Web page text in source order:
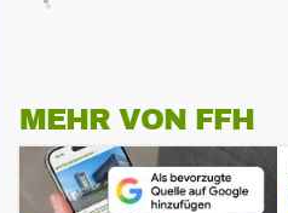
MEHR VON FFH